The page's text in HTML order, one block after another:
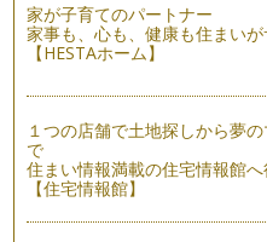
アレルギーっ子のためのパン
離乳食を始めると発覚する
児に出やすい三大食物アレル
家が子育てのパートナー
家事も、心も、健康も住まいが
【HESTAホーム】
１つの店舗で土地探しから夢
で
住まい情報満載の住宅情報館へ
【住宅情報館】